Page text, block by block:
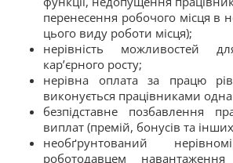
перенесення робочого місця в
цього виду роботи місця);
нерівність можливостей
кар’єрного росту;
нерівна оплата за працю
виконується працівниками
безпідставне позбавлення
виплат (премій, бонусів та
необґрунтований
роботодавцем